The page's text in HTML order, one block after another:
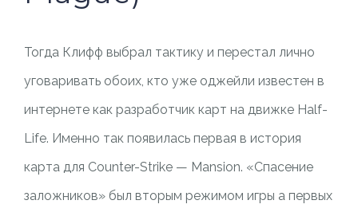
Тогда Клифф выбрал тактику и перестал лично
уговаривать обоих, кто уже оджейли известен в
интернете как разработчик карт на движке Half-
Life. Именно так появилась первая в история
карта для Counter-Strike — Mansion. «Спасение
заложников» был вторым режимом игры а первых